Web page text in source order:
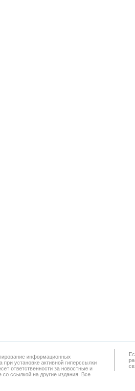
информационных
установке активной гиперссылки
ответственности за новостные и
ссылкой на другие издания. Все